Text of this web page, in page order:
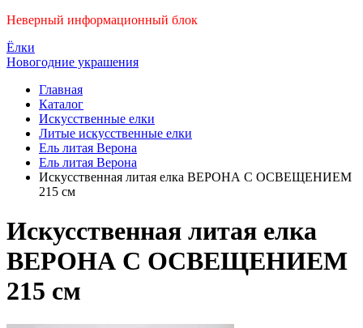
Неверный информационный блок
Ёлки
Новогодние украшения
Главная
Каталог
Искусственные елки
Литые искусственные елки
Ель литая Верона
Ель литая Верона
Искусственная литая елка ВЕРОНА С ОСВЕЩЕНИЕМ
215 см
Искусственная литая елка
ВЕРОНА С ОСВЕЩЕНИЕМ
215 см